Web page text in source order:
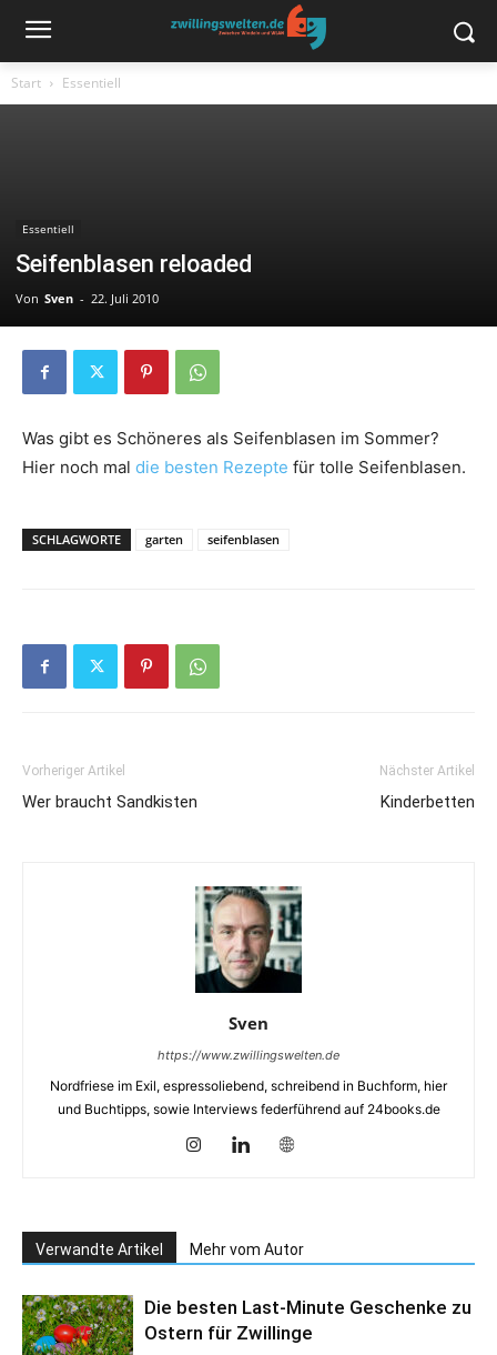
Start Essentiell
Essentiell
Seifenblasen reloaded
Von Sven - 22. Juli 2010
Was gibt es Schöneres als Seifenblasen im Sommer?
Hier noch mal die besten Rezepte für tolle Seifenblasen.
SCHLAGWORTE garten seifenblasen
Vorheriger Artikel
Wer braucht Sandkisten
Nächster Artikel
Kinderbetten
Sven
https://www.zwillingswelten.de
Nordfriese im Exil, espressoliebend, schreibend in Buchform, hier
und Buchtipps, sowie Interviews federführend auf 24books.de
Verwandte Artikel Mehr vom Autor
Die besten Last-Minute Geschenke zu
Ostern für Zwillinge